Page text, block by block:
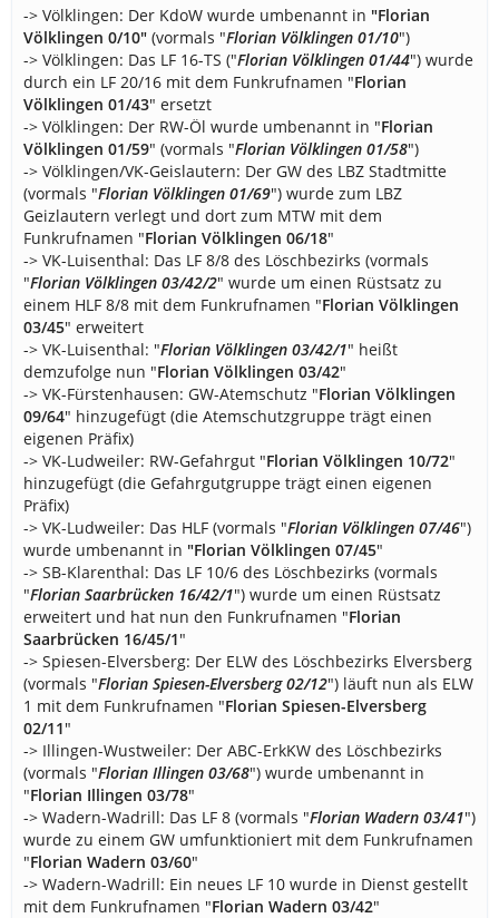
-> Völklingen: Der KdoW wurde umbenannt in "Florian
Völklingen 0/10" (vormals "Florian Völklingen 01/10")
-> Völklingen: Das LF 16-TS ("Florian Völklingen 01/44") wurde
durch ein LF 20/16 mit dem Funkrufnamen "Florian
Völklingen 01/43" ersetzt
-> Völklingen: Der RW-Öl wurde umbenannt in "Florian
Völklingen 01/59" (vormals "Florian Völklingen 01/58")
-> Völklingen/VK-Geislautern: Der GW des LBZ Stadtmitte
(vormals "Florian Völklingen 01/69") wurde zum LBZ
Geizlautern verlegt und dort zum MTW mit dem
Funkrufnamen "Florian Völklingen 06/18"
-> VK-Luisenthal: Das LF 8/8 des Löschbezirks (vormals
"Florian Völklingen 03/42/2" wurde um einen Rüstsatz zu
einem HLF 8/8 mit dem Funkrufnamen "Florian Völklingen
03/45" erweitert
-> VK-Luisenthal: "Florian Völklingen 03/42/1" heißt
demzufolge nun "Florian Völklingen 03/42"
-> VK-Fürstenhausen: GW-Atemschutz "Florian Völklingen
09/64" hinzugefügt (die Atemschutzgruppe trägt einen
eigenen Präfix)
-> VK-Ludweiler: RW-Gefahrgut "Florian Völklingen 10/72"
hinzugefügt (die Gefahrgutgruppe trägt einen eigenen
Präfix)
-> VK-Ludweiler: Das HLF (vormals "Florian Völklingen 07/46")
wurde umbenannt in "Florian Völklingen 07/45"
-> SB-Klarenthal: Das LF 10/6 des Löschbezirks (vormals
"Florian Saarbrücken 16/42/1") wurde um einen Rüstsatz
erweitert und hat nun den Funkrufnamen "Florian
Saarbrücken 16/45/1"
-> Spiesen-Elversberg: Der ELW des Löschbezirks Elversberg
(vormals "Florian Spiesen-Elversberg 02/12") läuft nun als ELW
1 mit dem Funkrufnamen "Florian Spiesen-Elversberg
02/11"
-> Illingen-Wustweiler: Der ABC-ErkKW des Löschbezirks
(vormals "Florian Illingen 03/68") wurde umbenannt in
"Florian Illingen 03/78"
-> Wadern-Wadrill: Das LF 8 (vormals "Florian Wadern 03/41")
wurde zu einem GW umfunktioniert mit dem Funkrufnamen
"Florian Wadern 03/60"
-> Wadern-Wadrill: Ein neues LF 10 wurde in Dienst gestellt
mit dem Funkrufnamen "Florian Wadern 03/42"